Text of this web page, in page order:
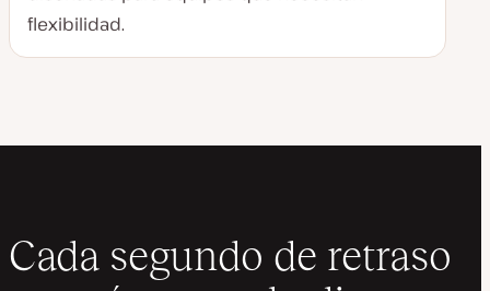
flexibilidad.
Cada segundo de retraso